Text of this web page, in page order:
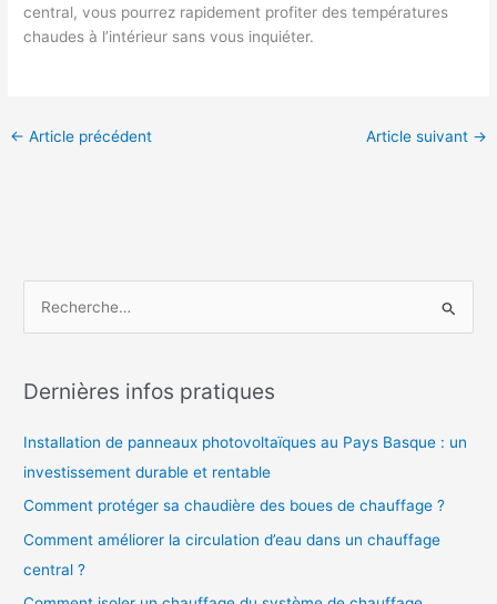
central, vous pourrez rapidement profiter des températures
chaudes à l’intérieur sans vous inquiéter.
← Article précédent Article suivant →
h
c
h
e
r
Dernières infos pratiques
Installation de panneaux photovoltaïques au Pays Basque : un
investissement durable et rentable
Comment protéger sa chaudière des boues de chauffage ?
Comment améliorer la circulation d’eau dans un chauffage
central ?